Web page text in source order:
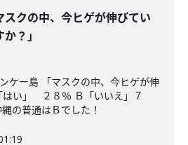
スクの中、今ヒゲが伸びてい
か？」
ケー島 「マスクの中、今ヒゲが伸
はい」 ２８％ Ｂ「いいえ」７
の普通はＢでした！